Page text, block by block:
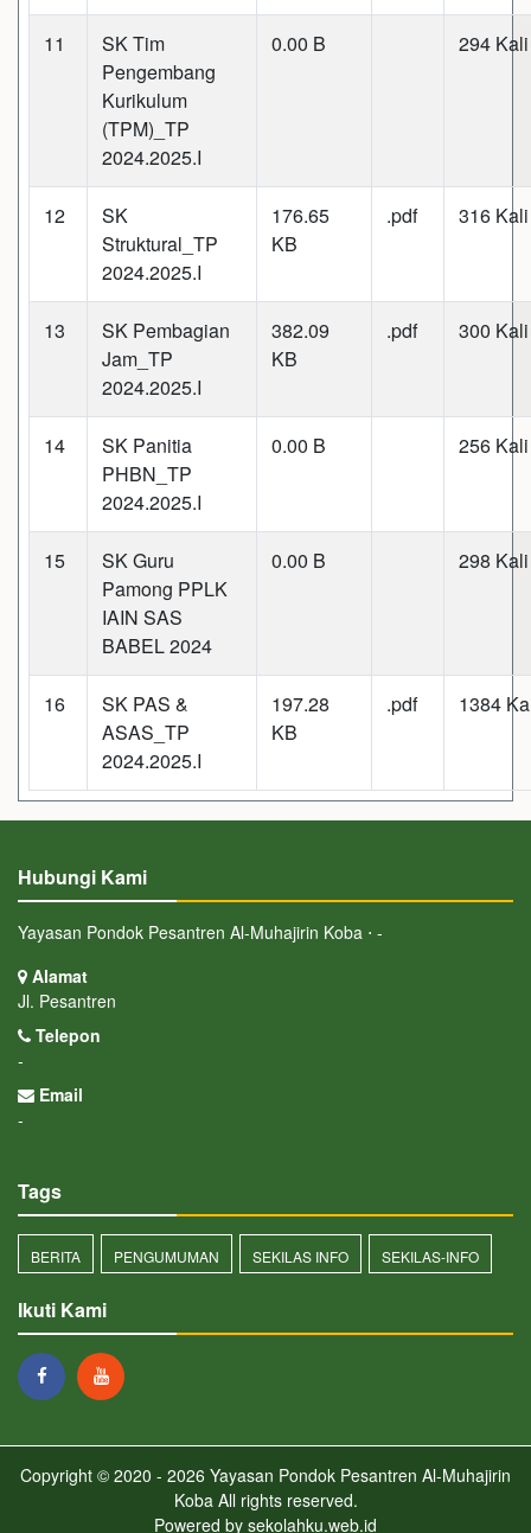
11
SK Tim
Pengembang
Kurikulum
(TPM)_TP
2024.2025.I
0.00 B 294 Kali
12
SK
Struktural_TP
2024.2025.I
176.65
KB
.pdf 316 Kali
13
SK Pembagian
Jam_TP
2024.2025.I
382.09
KB
.pdf 300 Kali
14
SK Panitia
PHBN_TP
2024.2025.I
0.00 B 256 Kali
15
SK Guru
Pamong PPLK
IAIN SAS
BABEL 2024
0.00 B 298 Kali
16
SK PAS &
ASAS_TP
2024.2025.I
197.28
KB
.pdf 1384
Hubungi Kami
Yayasan Pondok Pesantren Al-Muhajirin Koba ⋅ -
Alamat
Jl. Pesantren
Telepon
-
Email
-
Tags
BERITA PENGUMUMAN SEKILAS INFO SEKILAS-INFO
Ikuti Kami
Copyright © 2020 - 2026 Yayasan Pondok Pesantren Al-Muhajirin
KobaAll rights reserved.
Powered by sekolahku.web.id